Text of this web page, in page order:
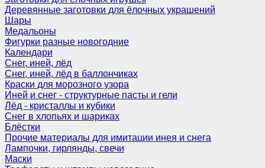
Деревянные заготовки для ёлочных украшений
Шары
Медальоны
Фигурки разные новогодние
Календари
Снег, иней, лёд
Снег, иней, лёд в баллончиках
Краски для морозного узора
Иней и снег - структурные пасты и гели
Лёд - кристаллы и кубики
Снег в хлопьях и шариках
Блёстки
Прочие материалы для имитации инея и снега
Лампочки, гирлянды, свечи
Маски